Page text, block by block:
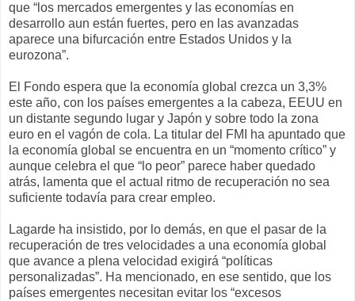
que “los mercados emergentes y las economías en
desarrollo aun están fuertes, pero en las avanzadas
aparece una bifurcación entre Estados Unidos y la
eurozona”.
El Fondo espera que la economía global crezca un 3,3%
este año, con los países emergentes a la cabeza, EEUU en
un distante segundo lugar y Japón y sobre todo la zona
euro en el vagón de cola. La titular del FMI ha apuntado que
la economía global se encuentra en un “momento crítico” y
aunque celebra el que “lo peor” parece haber quedado
atrás, lamenta que el actual ritmo de recuperación no sea
suficiente todavía para crear empleo.
Lagarde ha insistido, por lo demás, en que el pasar de la
recuperación de tres velocidades a una economía global
que avance a plena velocidad exigirá “políticas
personalizadas”. Ha mencionado, en ese sentido, que los
países emergentes necesitan evitar los “excesos